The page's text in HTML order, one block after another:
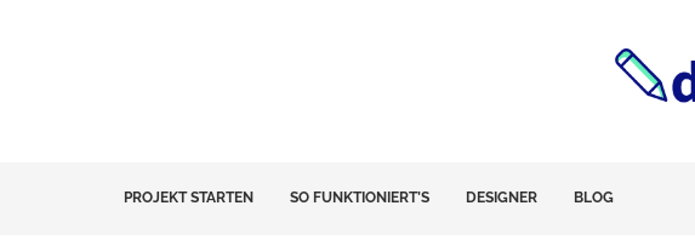
PROJEKT STARTEN SO FUNKTIONIERT’S DESIGNER BLOG